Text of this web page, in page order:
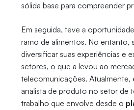
sólida base para compreender
Em seguida, teve a
ramo de alimentos. No entanto,
diversificar suas experiências e
setores, o que a levou ao
telecomunicações. Atualmente,
analista de produto no setor de
trabalho que envolve desde o